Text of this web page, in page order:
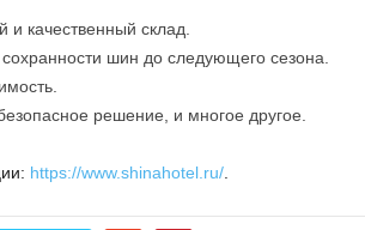
и качественный склад.
шин до следующего сезона.
решение, и многое другое.
https://www.shinahotel.ru/